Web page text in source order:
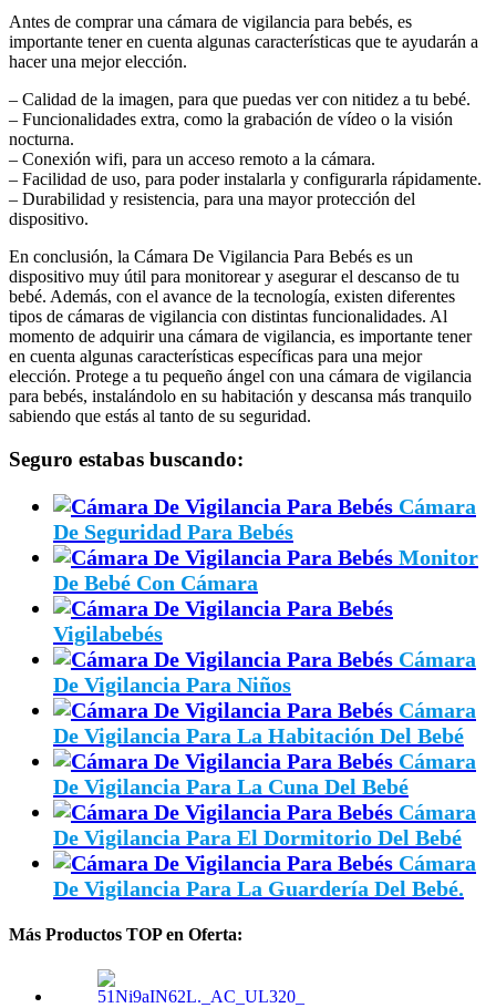
Antes de comprar una cámara de vigilancia para bebés, es
importante tener en cuenta algunas características que te ayudarán a
hacer una mejor elección.
– Calidad de la imagen, para que puedas ver con nitidez a tu bebé.
– Funcionalidades extra, como la grabación de vídeo o la visión
nocturna.
– Conexión wifi, para un acceso remoto a la cámara.
– Facilidad de uso, para poder instalarla y configurarla rápidamente.
– Durabilidad y resistencia, para una mayor protección del
dispositivo.
En conclusión, la Cámara De Vigilancia Para Bebés es un
dispositivo muy útil para monitorear y asegurar el descanso de tu
bebé. Además, con el avance de la tecnología, existen diferentes
tipos de cámaras de vigilancia con distintas funcionalidades. Al
momento de adquirir una cámara de vigilancia, es importante tener
en cuenta algunas características específicas para una mejor
elección. Protege a tu pequeño ángel con una cámara de vigilancia
para bebés, instalándolo en su habitación y descansa más tranquilo
sabiendo que estás al tanto de su seguridad.
Seguro estabas buscando:
Cámara
De Seguridad Para Bebés
Monitor
De Bebé Con Cámara
Vigilabebés
Cámara
De Vigilancia Para Niños
Cámara
De Vigilancia Para La Habitación Del Bebé
Cámara
De Vigilancia Para La Cuna Del Bebé
Cámara
De Vigilancia Para El Dormitorio Del Bebé
Cámara
De Vigilancia Para La Guardería Del Bebé.
Más Productos TOP en Oferta: